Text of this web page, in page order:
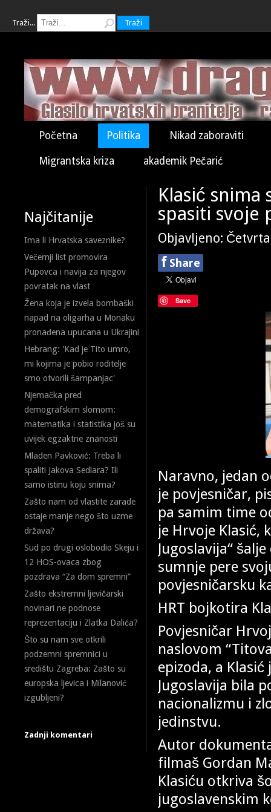
Traži... Traži
Početna Politika Nikad zaboraviti
Migrantska kriza akademik Pečarić
Najčitanije
Ima li Hrvatska saveznike?
Večernji list promovira
Pupovca i navija za njegov
povratak na vlast
Žena koja je izvela bombaški
napad na oligarha u Monaku
pronađena upucana u Ukrajini
Hebrang: 'Kad je Tito umro,
mi kojima je pobio roditelje
smo otvorili šampanjac'
Njemačka pred
demografskim slomom:
matematika i statistika još su
uvijek egzaktne znanosti
Mladen Pavković: Treba li
spaliti Jakova Sedlara? Ili
samo istinu koju snima?
Zašto nam od vlastite zarade
ostaje manje nego što uzme
država?
Sud po drugi oslobodio Skeju i
12 HOS-ovaca zbog
pozdrava “Za dom spremni”
Zašto ekstremni ljevičarski
novinari ne podnose
reprezentaciju i Zlatka Dalića?
Što su nam sve otkrili
podzemni spremnici u
središtu Zagreba: Zašto su
europska ljevica i Milanović
izgubljeni?
Zadnji komentari
Klasić
spasiti svoje
Objavljeno:
f Share
Save
Naravno, jedan
je povjesničar,
pa samim time
je Hrvoje Klasić,
Jugoslavija“
sumnje pere
povjesničarsku
HRT bojkotira
Povjesničar
naslovom
epizoda, a
Jugoslavija bila
nacionalizmu i
jedinstvu.
Autor
filmaš Gordan
Klasiću otkriva
jugoslavenskim